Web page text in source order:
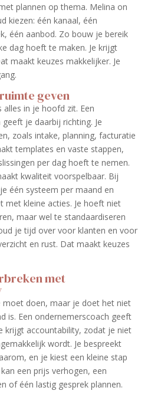
plannen op thema. Melina on
kiezen: één kanaal, één
één aanbod. Zo bouw je bereik
dag hoeft te maken. Je krijgt
maakt keuzes makkelijker. Je
geven
alles in je hoofd zit. Een
je daarbij richting. Je
zoals intake, planning, facturatie
templates en vaste stappen,
per dag hoeft te nemen.
kwaliteit voorspelbaar. Bij
één systeem per maand en
met kleine acties. Je hoeft niet
maar wel te standaardiseren
je tijd over voor klanten en voor
en rust. Dat maakt keuzes
met
moet doen, maar je doet het niet
is. Een ondernemerscoach geeft
krijgt accountability, zodat je niet
wordt. Je bespreekt
en je kiest een kleine stap
een prijs verhogen, een
of één lastig gesprek plannen.